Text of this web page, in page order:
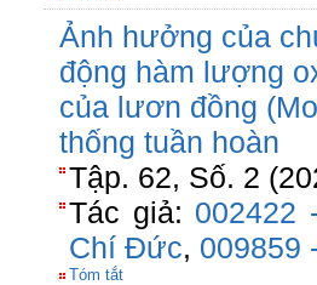
Ảnh hưởng của
động hàm lượng
của lươn đồng
thống tuần hoàn
Tập. 62, Số. 2
Tác giả: 002422
Chí Đức, 009859
Tóm tắt